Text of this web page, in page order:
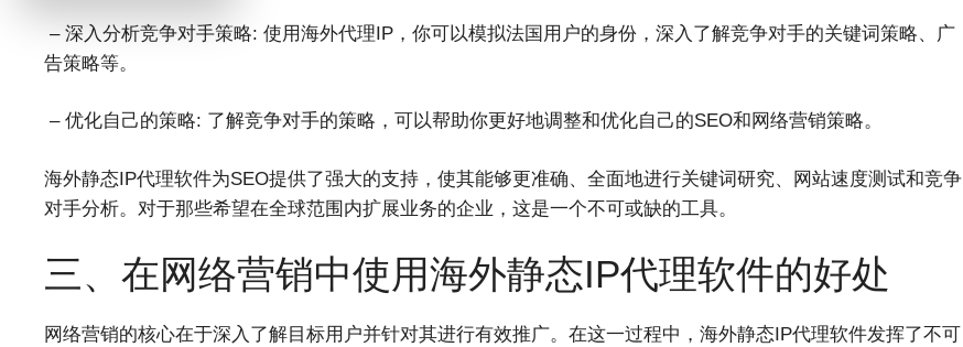
– 深入分析竞争对手策略: 使用海外代理IP，你可以模拟法国用户的身份，深入了解竞争对手的关键词策略、广
告策略等。
– 优化自己的策略: 了解竞争对手的策略，可以帮助你更好地调整和优化自己的SEO和网络营销策略。
海外静态IP代理软件为SEO提供了强大的支持，使其能够更准确、全面地进行关键词研究、网站速度测试和竞争
对手分析。对于那些希望在全球范围内扩展业务的企业，这是一个不可或缺的工具。
三、在网络营销中使用海外静态IP代理软件的好处
网络营销的核心在于深入了解目标用户并针对其进行有效推广。在这一过程中，海外静态IP代理软件发挥了不可